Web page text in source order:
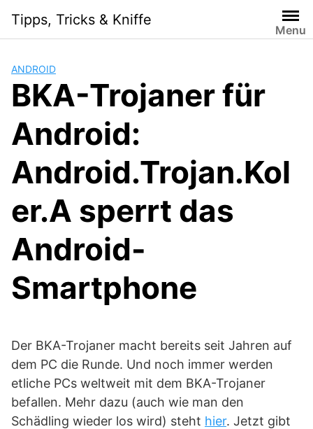
content
Tipps, Tricks & Kniffe
Menu
ANDROID
BKA-Trojaner für
Android:
Android.Trojan.Kol
er.A sperrt das
Android-
Smartphone
Der BKA-Trojaner macht bereits seit Jahren auf
dem PC die Runde. Und noch immer werden
etliche PCs weltweit mit dem BKA-Trojaner
befallen. Mehr dazu (auch wie man den
Schädling wieder los wird) steht hier. Jetzt gibt